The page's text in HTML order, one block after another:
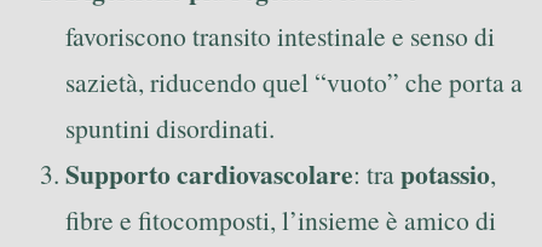
favoriscono transito intestinale e senso di
sazietà, riducendo quel “vuoto” che porta a
spuntini disordinati.
Supporto cardiovascolare: trapotassio,
fibre e fitocomposti, l’insieme è amico di